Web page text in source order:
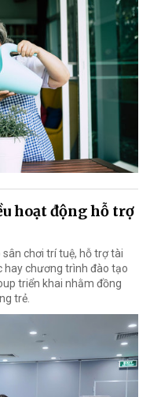
hoạt động hỗ trợ
chơi trí tuệ, hỗ trợ tài
hay chương trình đào tạo
triển khai nhằm đồng
trẻ.